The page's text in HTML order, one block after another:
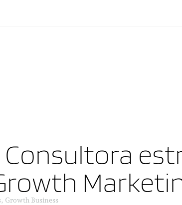
Growth Business